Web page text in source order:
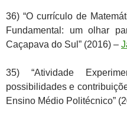
36) “O currículo de
Fundamental: um olhar
Caçapava do Sul” (2016) –
35) “Atividade
possibilidades e
Ensino Médio Politécnico”